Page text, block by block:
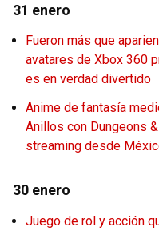
31 enero
Fueron más que
avatares de Xbox 360
es en verdad divertido
Anime de fantasía
Anillos con Dungeons
streaming desde
30 enero
Juego de rol y acción